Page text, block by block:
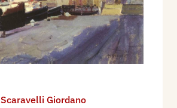
Scaravelli Giordano